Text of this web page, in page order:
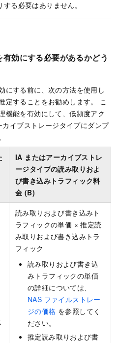
る必要はありません。
効にする必要があるかどう
にする前に、次の方法を使用し
定することをお勧めします。 こ
機能を有効にして、低頻度アク
イブストレージタイプにダンプ
IA またはアーカイブストレ
ージタイプの読み取りおよ
び書き込みトラフィック料
金 (B)
読み取りおよび書き込みト
ラフィックの単価 × 推定読
み取りおよび書き込みトラ
フィック
読み取りおよび書き込
みトラフィックの単価
の詳細については、
NAS ファイルストレー
ジの価格 を参照してく
ださい。
推定読み取りおよび書